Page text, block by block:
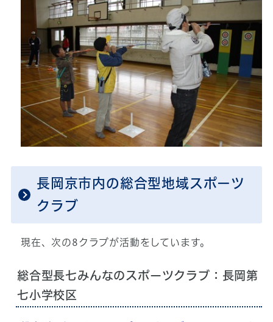
長岡京市内の総合型地域スポーツ
クラブ
現在、次の8クラブが活動をしています。
総合型長七みんなのスポーツクラブ：長岡第
七小学校区